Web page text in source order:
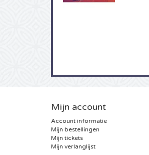
Mijn account
Account informatie
Mijn bestellingen
Mijn tickets
Mijn verlanglijst